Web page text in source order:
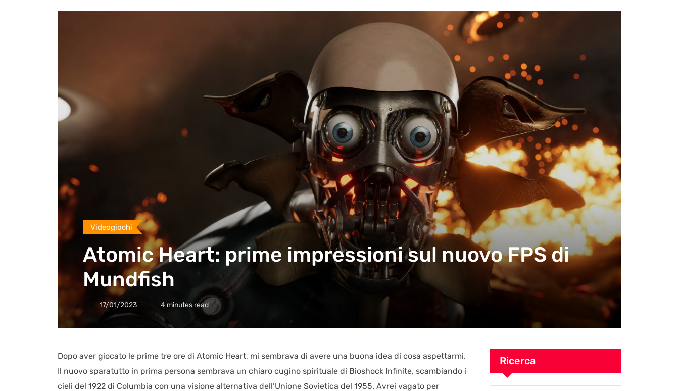
Videogiochi
Atomic Heart: prime impressioni sul nuovo FPS di
Mundfish
17/01/2023 4 minutes read
Dopo aver giocato le prime tre ore di Atomic Heart, mi sembrava di avere una buona idea di cosa aspettarmi.
Il nuovo sparatutto in prima persona sembrava un chiaro cugino spirituale di Bioshock Infinite, scambiando i
cieli del 1922 di Columbia con una visione alternativa dell’Unione Sovietica del 1955. Avrei vagato per
Ricerca